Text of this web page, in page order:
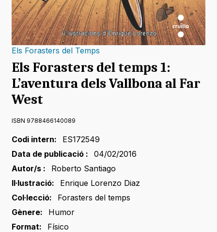
Els Forasters del Temps
Els Forasters del temps 1:
L’aventura dels Vallbona al Far
West
ISBN 9788466140089
Codi intern:
ES172549
Data de publicació :
04/02/2016
Autor/s :
Roberto Santiago
Il·lustració:
Enrique Lorenzo Diaz
Col·lecció:
Forasters del temps
Gènere:
Humor
Format:
Físico